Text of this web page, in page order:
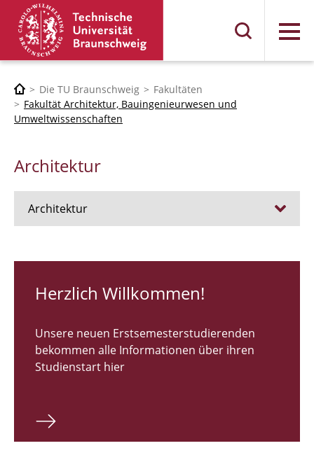
Menü
Die TU Braunschweig
Fakultäten
Fakultät Architektur, Bauingenieurwesen und
Umweltwissenschaften
Architektur
Architektur
RUNDGANG 26
Bachelor Architektur
Master Architektur
Qualifikationsprofil
Herzlich Willkommen!
Unsere neuen Erstsemesterstudierenden
bekommen alle Informationen über ihren
Studienstart hier